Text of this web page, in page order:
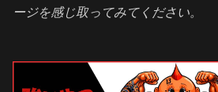
ージを感じ取ってみてください。